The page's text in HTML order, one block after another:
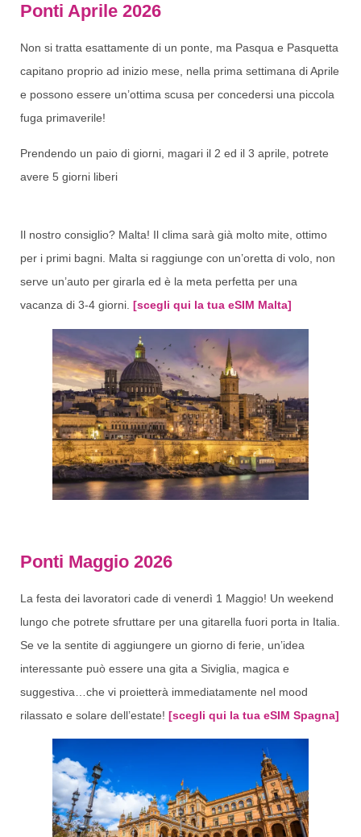
Ponti Aprile 2026
Non si tratta esattamente di un ponte, ma Pasqua e Pasquetta
capitano proprio ad inizio mese, nella prima settimana di Aprile
e possono essere un’ottima scusa per concedersi una piccola
fuga primaverile!
Prendendo un paio di giorni, magari il 2 ed il 3 aprile, potrete
avere 5 giorni liberi
Il nostro consiglio? Malta! Il clima sarà già molto mite, ottimo
per i primi bagni. Malta si raggiunge con un’oretta di volo, non
serve un’auto per girarla ed è la meta perfetta per una
vacanza di 3-4 giorni. [scegli qui la tua eSIM Malta]
Ponti Maggio 2026
La festa dei lavoratori cade di venerdì 1 Maggio! Un weekend
lungo che potrete sfruttare per una gitarella fuori porta in Italia.
Se ve la sentite di aggiungere un giorno di ferie, un’idea
interessante può essere una gita a Siviglia, magica e
suggestiva…che vi proietterà immediatamente nel mood
rilassato e solare dell’estate! [scegli qui la tua eSIM Spagna]